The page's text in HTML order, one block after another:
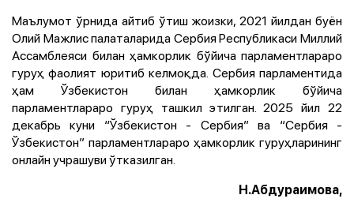
Маълумот ўрнида айтиб ўтиш жоизки, 2021 йилдан буён
Олий Мажлис палаталарида Сербия Республикаси Миллий
Ассамблеяси билан ҳамкорлик бўйича парламентлараро
гуруҳ фаолият юритиб келмоқда. Сербия парламентида
ҳам Ўзбекистон билан ҳамкорлик бўйича
парламентлараро гуруҳ ташкил этилган. 2025 йил 22
декабрь куни “Ўзбекистон - Сербия” ва “Сербия -
Ўзбекистон” парламентлараро ҳамкорлик гуруҳларининг
онлайн учрашуви ўтказилган.
Н.Абдураимова,